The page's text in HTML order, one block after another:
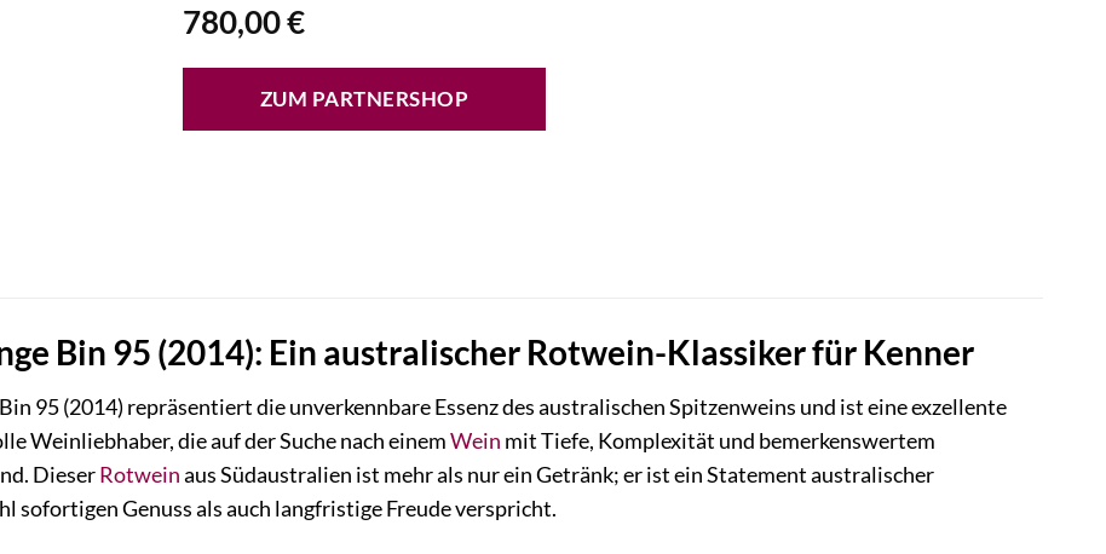
780,00€
ZUM PARTNERSHOP
Bin 95 (2014): Ein australischer Rotwein-Klassiker für Kenner
95 (2014) repräsentiert die unverkennbare Essenz des australischen Spitzenweins und ist eine exzellente
Weinliebhaber, die auf der Suche nach einemWein mit Tiefe, Komplexität und bemerkenswertem
DieserRotweinaus Südaustralien ist mehr als nur ein Getränk; er ist ein Statement australischer
sofortigen Genuss als auch langfristige Freude verspricht.